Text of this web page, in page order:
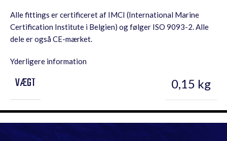
Alle fittings er certificeret af IMCI (International Marine
Certification Institute i Belgien) og følger ISO 9093-2. Alle
dele er også CE-mærket.
Yderligere information
VÆGT 0,15 kg